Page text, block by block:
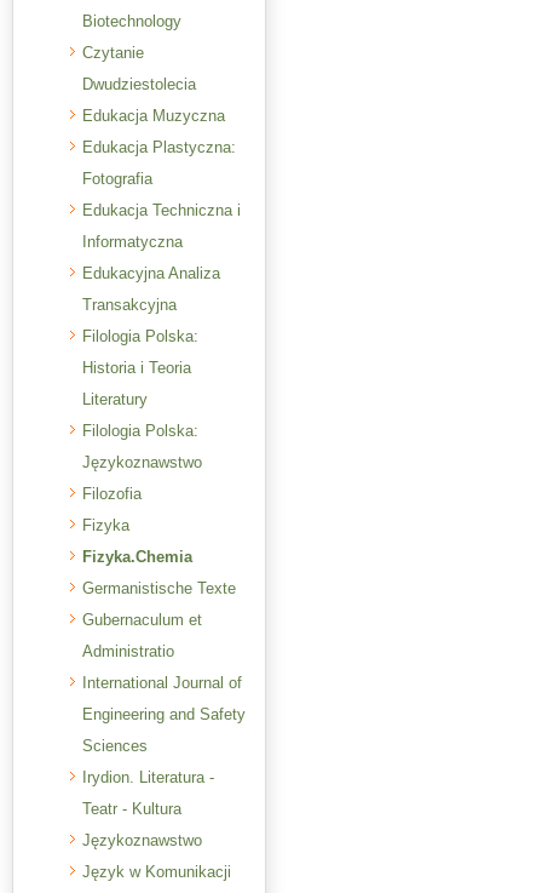
Biotechnology
Czytanie
Dwudziestolecia
Edukacja Muzyczna
Edukacja Plastyczna:
Fotografia
Edukacja Techniczna i
Informatyczna
Edukacyjna Analiza
Transakcyjna
Filologia Polska:
Historia i Teoria
Literatury
Filologia Polska:
Językoznawstwo
Filozofia
Fizyka
Fizyka.Chemia
Germanistische Texte
Gubernaculum et
Administratio
International Journal of
Engineering and Safety
Sciences
Irydion. Literatura -
Teatr - Kultura
Językoznawstwo
Język w Komunikacji